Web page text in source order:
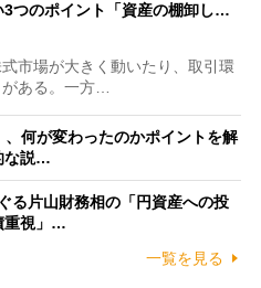
3つのポイント「資産の棚卸し…
市場が大きく動いたり、取引環
がある。一方…
何が変わったのかポイントを解
な説…
る片山財務相の「円資産への投
重視」…
一覧を見る